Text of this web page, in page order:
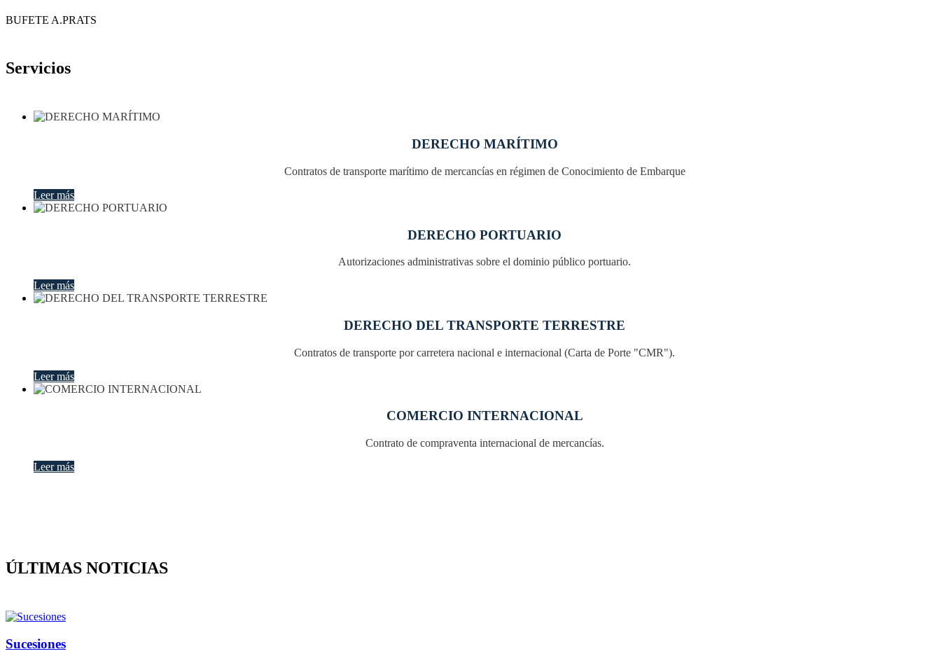
BUFETE A.PRATS
Servicios
DERECHO MARÍTIMO
Contratos de transporte marítimo de mercancías en régimen de Conocimiento de Embarque
Leer más
DERECHO PORTUARIO
Autorizaciones administrativas sobre el dominio público portuario.
Leer más
DERECHO DEL TRANSPORTE TERRESTRE
Contratos de transporte por carretera nacional e internacional (Carta de Porte "CMR").
Leer más
COMERCIO INTERNACIONAL
Contrato de compraventa internacional de mercancías.
Leer más
ÚLTIMAS NOTICIAS
Sucesiones